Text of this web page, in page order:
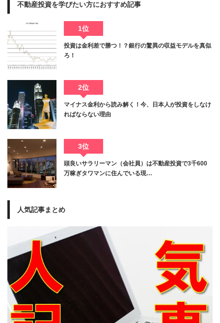
不動産投資を学びたい方におすすめ記事
1位
投資は金利差で勝つ！？銀行の驚異の収益モデルを真似
ろ！
2位
マイナス金利から読み解く！今、日本人が投資をしなけ
ればならない理由
3位
頭良いサラリーマン（会社員）は不動産投資で3千600
万稼ぎタワマンに住んでいる現…
人気記事まとめ